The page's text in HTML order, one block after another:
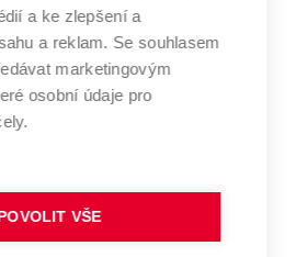
fondů
V BRNĚ
a ke zlepšení a
a reklam. Se souhlasem
marketingovým
osobní údaje pro
POVOLIT VŠE